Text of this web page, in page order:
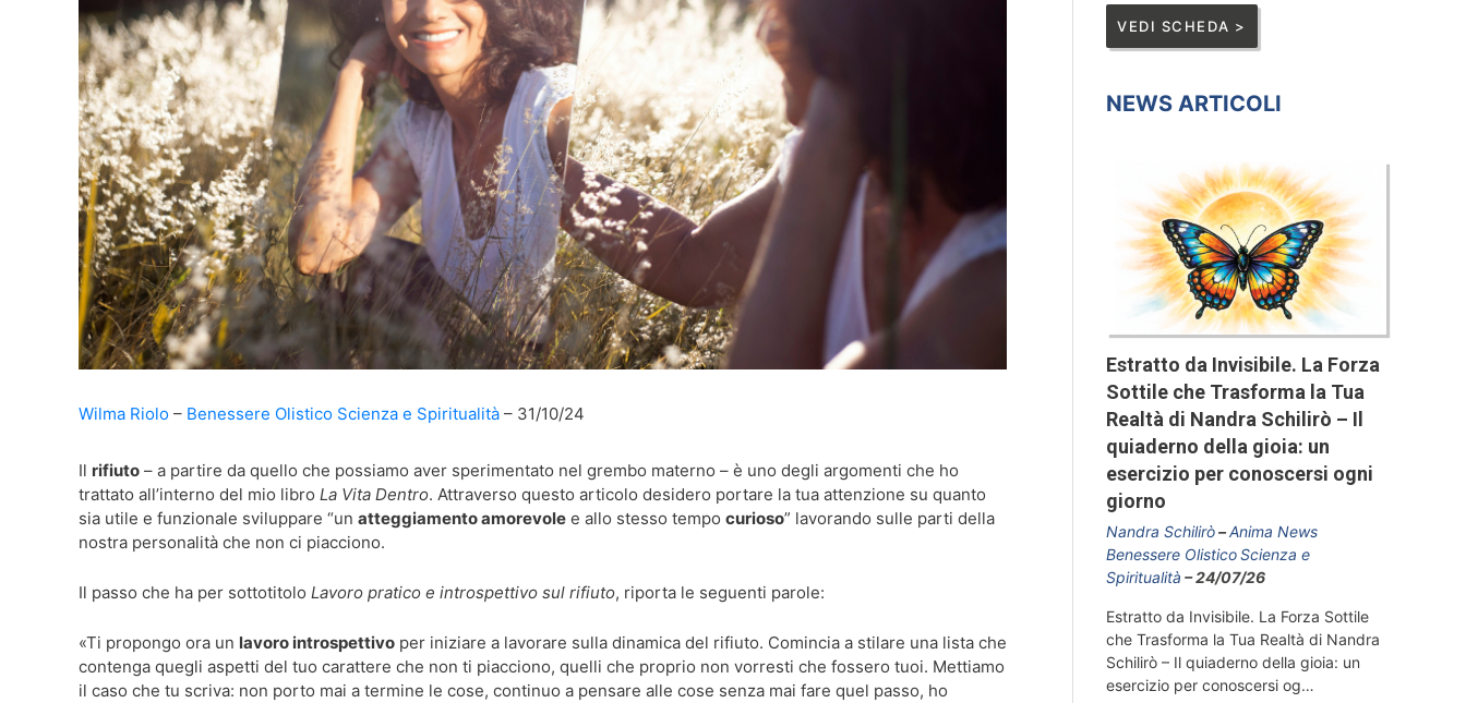
Wilma Riolo Benessere Olistico Scienza e Spiritualità 31/10/24
Il rifiuto – a partire da quello che possiamo aver sperimentato nel grembo materno – è uno degli argomenti che ho
trattato all’interno del mio libro La Vita Dentro. Attraverso questo articolo desidero portare la tua attenzione su quanto
sia utile e funzionale sviluppare “un atteggiamento amorevole e allo stesso tempo curioso” lavorando sulle parti della
nostra personalità che non ci piacciono.
Il passo che ha per sottotitolo Lavoro pratico e introspettivo sul rifiuto, riporta le seguenti parole:
«Ti propongo ora un lavoro introspettivo per iniziare a lavorare sulla dinamica del rifiuto. Comincia a stilare una lista che
contenga quegli aspetti del tuo carattere che non ti piacciono, quelli che proprio non vorresti che fossero tuoi. Mettiamo
il caso che tu scriva: non porto mai a termine le cose, continuo a pensare alle cose senza mai fare quel passo, ho
VEDI SCHEDA >
NEWS ARTICOLI
Estratto da Invisibile. La Forza
Sottile che Trasforma la Tua
Realtà di Nandra Schilirò – Il
quiaderno della gioia: un
esercizio per conoscersi ogni
giorno
Nandra Schilirò
Anima News
Benessere OlisticoScienza e
Spiritualità
24/07/26
Estratto da Invisibile. La Forza Sottile
che Trasforma la Tua Realtà di Nandra
Schilirò – Il quiaderno della gioia: un
esercizio per conoscersi og…